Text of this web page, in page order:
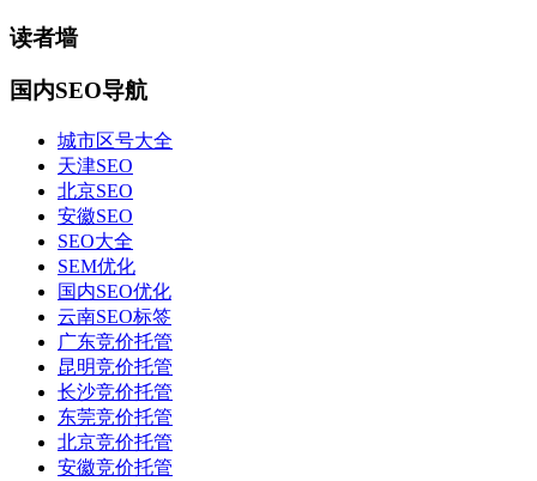
读者墙
国内SEO导航
城市区号大全
天津SEO
北京SEO
安徽SEO
SEO大全
SEM优化
国内SEO优化
云南SEO标签
广东竞价托管
昆明竞价托管
长沙竞价托管
东莞竞价托管
北京竞价托管
安徽竞价托管